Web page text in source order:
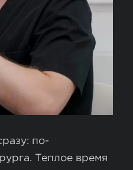
по-
Теплое время